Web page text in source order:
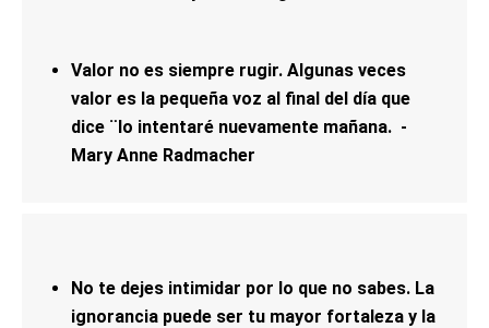
Valor no es siempre rugir. Algunas veces
valor es la pequeña voz al final del día que
dice ¨lo intentaré nuevamente mañana. -
Mary Anne Radmacher
No te dejes intimidar por lo que no sabes. La
ignorancia puede ser tu mayor fortaleza y la